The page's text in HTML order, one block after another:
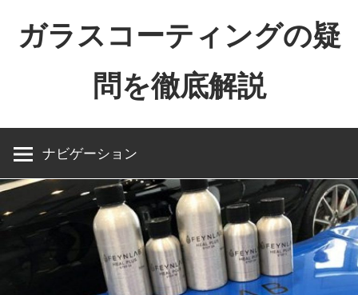
へ
ッ
プ
ガラスコーティングの疑
問を徹底解説
of
naming
ナビゲーション